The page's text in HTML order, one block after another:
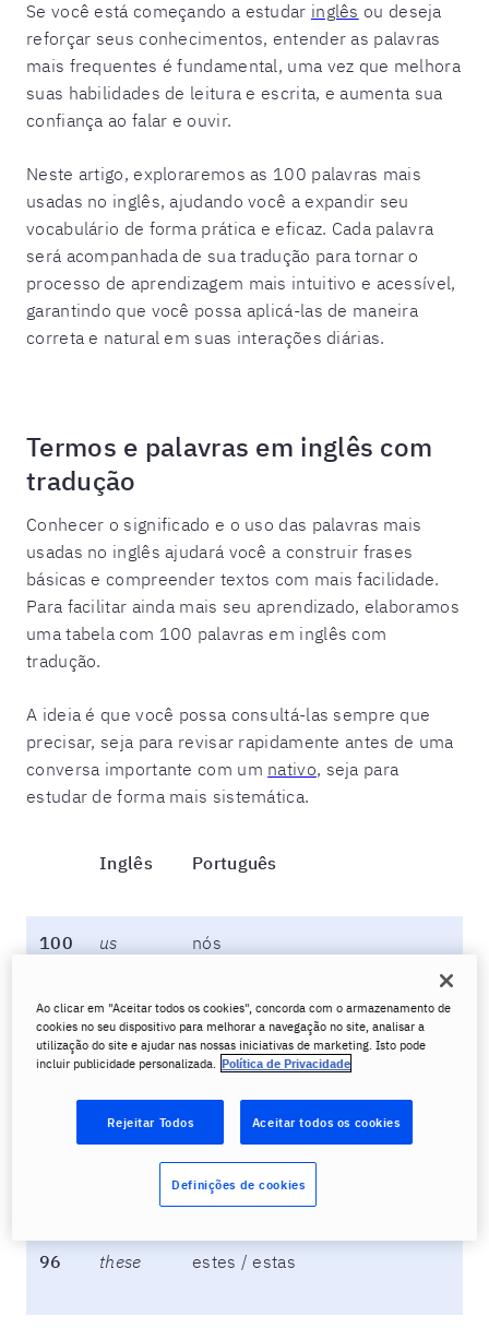
Se você está começando a estudar inglês ou deseja
reforçar seus conhecimentos, entender as palavras
mais frequentes é fundamental, uma vez que melhora
suas habilidades de leitura e escrita, e aumenta sua
confiança ao falar e ouvir.
Neste artigo, exploraremos as 100 palavras mais
usadas no inglês, ajudando você a expandir seu
vocabulário de forma prática e eficaz. Cada palavra
será acompanhada de sua tradução para tornar o
processo de aprendizagem mais intuitivo e acessível,
garantindo que você possa aplicá-las de maneira
correta e natural em suas interações diárias.
Termos e palavras em inglês com
tradução
Conhecer o significado e o uso das palavras mais
usadas no inglês ajudará você a construir frases
básicas e compreender textos com mais facilidade.
Para facilitar ainda mais seu aprendizado, elaboramos
uma tabela com 100 palavras em inglês com
tradução.
A ideia é que você possa consultá-las sempre que
precisar, seja para revisar rapidamente antes de uma
conversa importante com um nativo, seja para
estudar de forma mais sistemática.
Inglês Português
100 us nós
99 most a maioria / o (a) mais
day día
dar
96 these estes / estas
Ao clicar em "Aceitar todos os cookies", concorda com o armazenamento de
cookies no seu dispositivo para melhorar a navegação no site, analisar a
utilização do site e ajudar nas nossas iniciativas de marketing. Isto pode
incluir publicidade personalizada. Política de Privacidade
Rejeitar Todos Aceitar todos os cookies
Definições de cookies